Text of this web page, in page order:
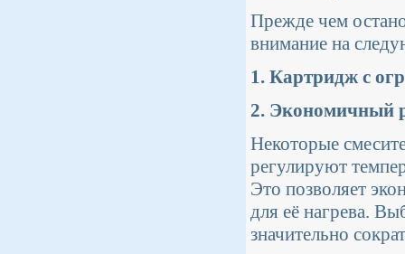
Прежде чем
внимание на
1. Картридж с
2. Экономичный
Некоторые
регулируют
Это позволяет
для её нагрева.
значительно